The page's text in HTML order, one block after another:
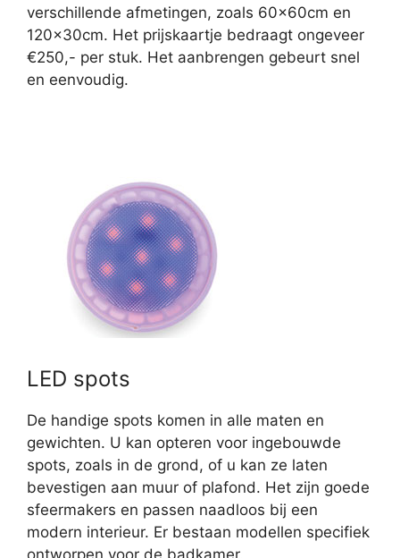
verschillende afmetingen, zoals 60x60cm en
120x30cm. Het prijskaartje bedraagt ongeveer
€250,- per stuk. Het aanbrengen gebeurt snel
en eenvoudig.
LED spots
De handige spots komen in alle maten en
gewichten. U kan opteren voor ingebouwde
spots, zoals in de grond, of u kan ze laten
bevestigen aan muur of plafond. Het zijn goede
sfeermakers en passen naadloos bij een
modern interieur. Er bestaan modellen specifiek